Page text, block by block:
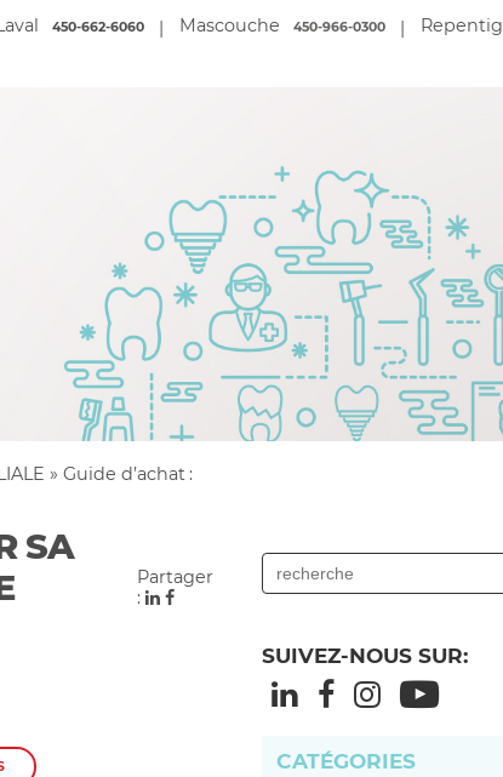
450-662-6060 | Mascouche 450-966-0300 |
» Guide d’achat :
SA
Partager
:
SUIVEZ-NOUS SUR:
CATÉGORIES